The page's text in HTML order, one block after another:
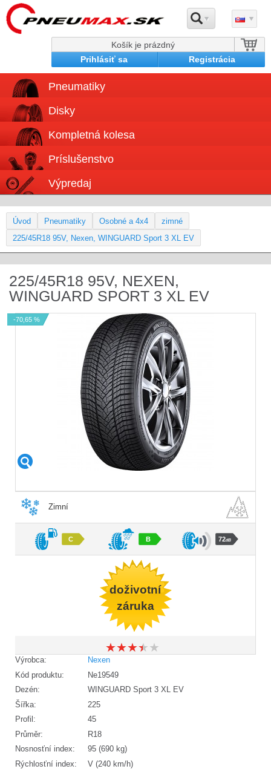
Košík je prázdný
Prihlásiť sa
Registrácia
Pneumatiky
Disky
Kompletná kolesa
Príslušenstvo
Výpredaj
Úvod Pneumatiky Osobné a 4x4
zimné
225/45R18 95V, Nexen, WINGUARD Sport 3 XL EV
225/45R18 95V, NEXEN,
WINGUARD SPORT 3 XL EV
-70,65 %
Zimní
C B 72dB
doživotní
záruka
★★★★★
★★★★★
Výrobca:
Nexen
Kód produktu:
Ne19549
Dezén:
WINGUARD Sport 3 XL EV
Šířka:
225
Profil:
45
Průměr:
R18
Nosnosťní index:
95 (690 kg)
Rýchlosťní index:
V (240 km/h)